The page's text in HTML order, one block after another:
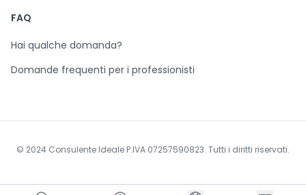
FAQ
Hai qualche domanda?
Domande frequenti per i professionisti
© 2024 Consulente Ideale P.IVA 07257590823. Tutti i diritti riservati.